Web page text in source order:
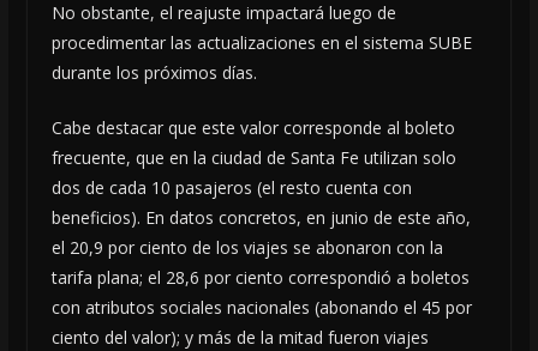
No obstante, el reajuste impactará luego de
procedimentar las actualizaciones en el sistema SUBE
durante los próximos días.
Cabe destacar que este valor corresponde al boleto
frecuente, que en la ciudad de Santa Fe utilizan solo
dos de cada 10 pasajeros (el resto cuenta con
beneficios). En datos concretos, en junio de este año,
el 20,9 por ciento de los viajes se abonaron con la
tarifa plana; el 28,6 por ciento correspondió a boletos
con atributos sociales nacionales (abonando el 45 por
ciento del valor); y más de la mitad fueron viajes